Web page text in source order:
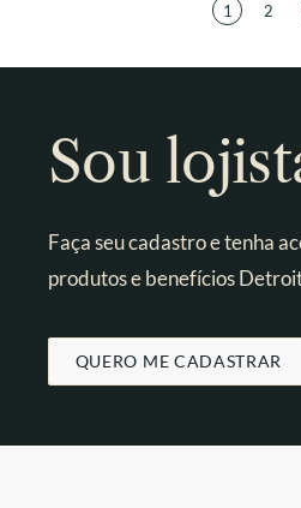
1 2
Sou
Faça seu cadastro e tenha
produtos e benefícios
QUERO ME CADASTRAR